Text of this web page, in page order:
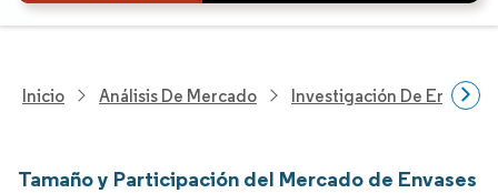
Inicio Análisis De Mercado Investigación De Envases
Tamaño y Participación del Mercado de Envases